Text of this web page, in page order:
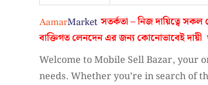
সতর্কতা – নিজ দায়িত্বে
বাক্তিগত লেনদেন এর জন্য কোনোভাবেইদায়ী
Welcome to Mobile Sell Bazar, your
needs. Whether you’re in search of